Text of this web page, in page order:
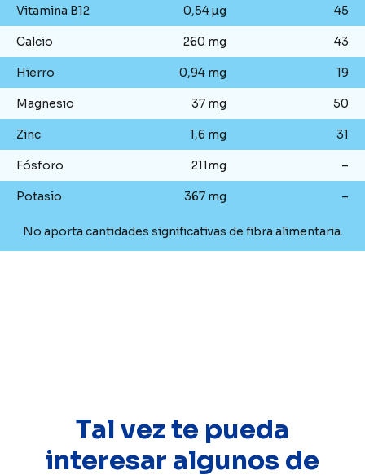
Vitamina B12 0,54 µg 45
Calcio 260 mg 43
Hierro 0,94 mg 19
Magnesio 37 mg 50
Zinc 1,6 mg 31
Fósforo 211mg –
Potasio 367 mg –
No aporta cantidades significativas de fibra alimentaria.
Tal vez te pueda
interesar algunos de